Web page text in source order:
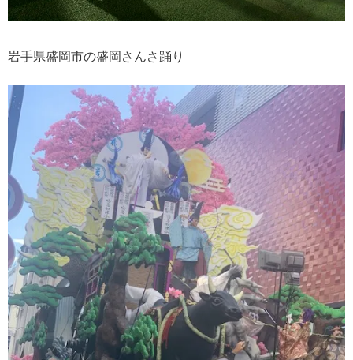
岩手県盛岡市の盛岡さんさ踊り